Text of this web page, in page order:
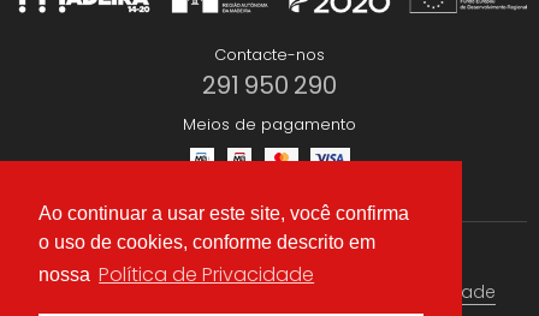
Ao continuar a usar este site, você confirma
o uso de cookies, conforme descrito em
nossa Política de Privacidade
Contacte-nos
291 950 290
Meios de pagamento
Termos & condições Política de Privacidade
Redes Sociais